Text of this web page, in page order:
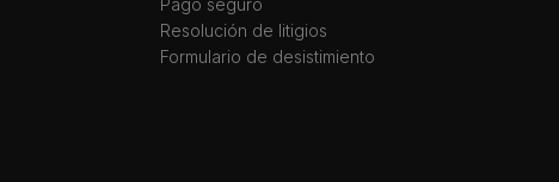
Resolución de litigios
Formulario de desistimiento